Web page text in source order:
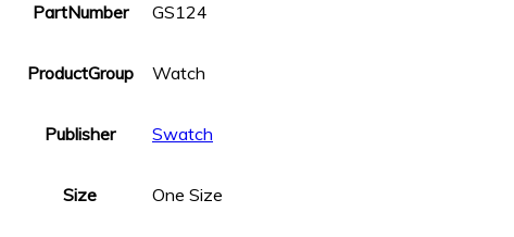
PartNumber GS124
ProductGroup Watch
Publisher Swatch
Size One Size